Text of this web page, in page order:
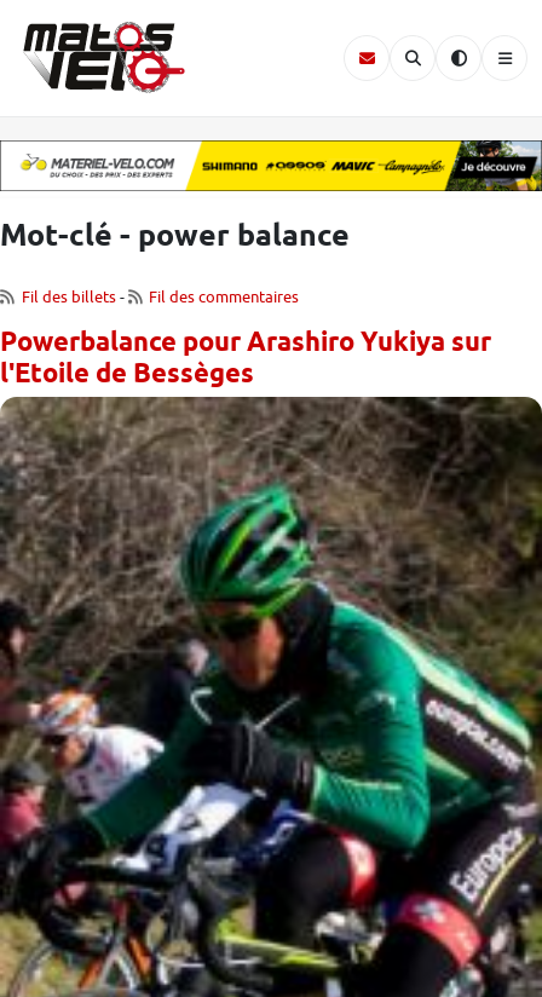
Mot-clé - power balance
Fil des billets- Fil des commentaires
Powerbalance pour Arashiro Yukiya sur
l'Etoile de Bessèges